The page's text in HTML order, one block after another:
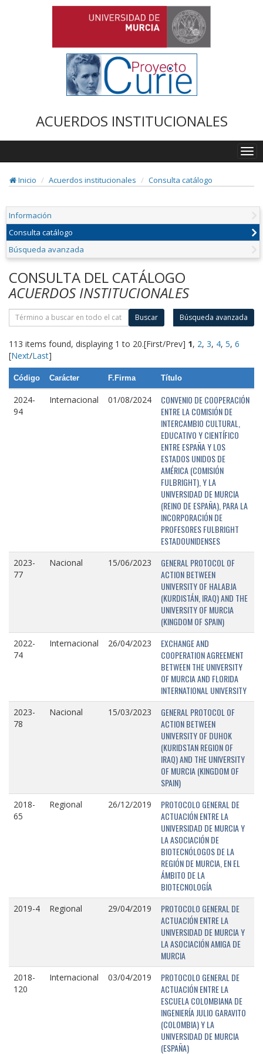
ACUERDOS INSTITUCIONALES
Inicio
Acuerdos institucionales Consulta catálogo
Información
Consulta catálogo
Búsqueda avanzada
CONSULTA DEL CATÁLOGO
ACUERDOS INSTITUCIONALES
Buscar Búsqueda avanzada
113 items found, displaying 1 to 20.[First/Prev] 1, 2, 3, 4, 5, 6
[Next/Last]
Código Carácter F.Firma Título
2024-
94
Internacional 01/08/2024
CONVENIO DE COOPERACIÓN
ENTRE LA COMISIÓN DE
INTERCAMBIO CULTURAL,
EDUCATIVO Y CIENTÍFICO
ENTRE ESPAÑA Y LOS
ESTADOS UNIDOS DE
AMÉRICA (COMISIÓN
FULBRIGHT), Y LA
UNIVERSIDAD DE MURCIA
(REINO DE ESPAÑA), PARA LA
INCORPORACIÓN DE
PROFESORES FULBRIGHT
ESTADOUNIDENSES
2023-
77
Nacional 15/06/2023
GENERAL PROTOCOL OF
ACTION BETWEEN
UNIVERSITY OF HALABJA
(KURDISTÁN, IRAQ) AND THE
UNIVERSITY OF MURCIA
(KINGDOM OF SPAIN)
2022-
74
Internacional 26/04/2023
EXCHANGE AND
COOPERATION AGREEMENT
BETWEEN THE UNIVERSITY
OF MURCIA AND FLORIDA
INTERNATIONAL UNIVERSITY
2023-
78
Nacional 15/03/2023
GENERAL PROTOCOL OF
ACTION BETWEEN
UNIVERSITY OF DUHOK
(KURIDSTAN REGION OF
IRAQ) AND THE UNIVERSITY
OF MURCIA (KINGDOM OF
SPAIN)
2018-
65
Regional 26/12/2019
PROTOCOLO GENERAL DE
ACTUACIÓN ENTRE LA
UNIVERSIDAD DE MURCIA Y
LA ASOCIACIÓN DE
BIOTECNÓLOGOS DE LA
REGIÓN DE MURCIA, EN EL
ÁMBITO DE LA
BIOTECNOLOGÍA
2019-4 Regional 29/04/2019
PROTOCOLO GENERAL DE
ACTUACIÓN ENTRE LA
UNIVERSIDAD DE MURCIA Y
LA ASOCIACIÓN AMIGA DE
MURCIA
2018-
120
Internacional 03/04/2019
PROTOCOLO GENERAL DE
ACTUACIÓN ENTRE LA
ESCUELA COLOMBIANA DE
INGENIERÍA JULIO GARAVITO
(COLOMBIA) Y LA
UNIVERSIDAD DE MURCIA
(ESPAÑA)